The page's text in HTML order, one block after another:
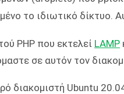
το ιδιωτικό δίκτυο.
PHP που εκτελεί LAMP
σε αυτόν τον
διακομιστή Ubuntu